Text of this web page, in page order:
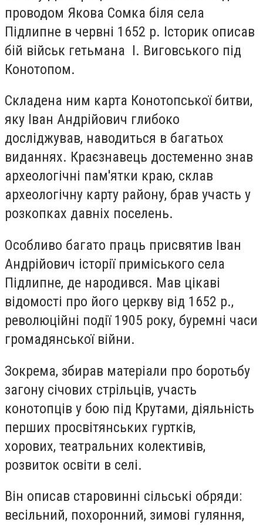
проводом Якова Сомка біля села
Підлипне в червні 1652 р. Історик описав
бій військ гетьмана І. Виговського під
Конотопом.
Складена ним карта Конотопської битви,
яку Іван Андрійович глибоко
досліджував, наводиться в багатьох
виданнях. Краєзнавець достеменно знав
археологічні пам'ятки краю, склав
археологічну карту району, брав участь у
розкопках давніх поселень.
Особливо багато праць присвятив Іван
Андрійович історії приміського села
Підлипне, де народився. Мав цікаві
відомості про його церкву від 1652 р.,
революційні події 1905 року, буремні часи
громадянської війни.
Зокрема, збирав матеріали про боротьбу
загону січових стрільців, участь
конотопців у бою під Крутами, діяльність
перших просвітянських гуртків,
хорових, театральних колективів,
розвиток освіти в селі.
Він описав старовинні сільські обряди:
весільний, похоронний, зимові гуляння,